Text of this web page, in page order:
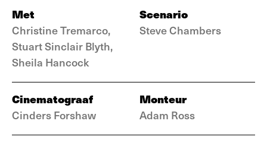
Met
Christine Tremarco,
Stuart Sinclair Blyth,
Sheila Hancock
Scenario
Steve Chambers
Cinematograaf
Cinders Forshaw
Monteur
Adam Ross